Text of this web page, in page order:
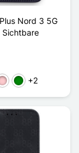
Nord 3 5G
Sichtbare
Grün+2